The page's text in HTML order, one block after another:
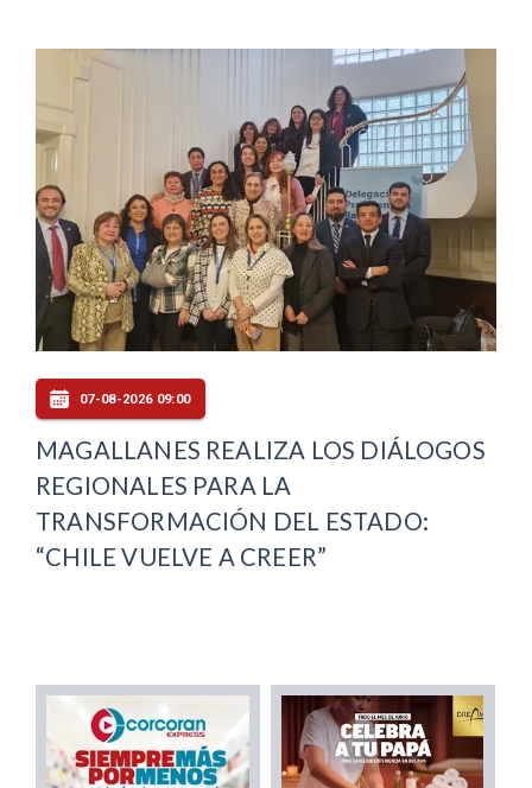
07-08-2026 09:00
MAGALLANES REALIZA LOS DIÁLOGOS
REGIONALES PARA LA
TRANSFORMACIÓN DEL ESTADO:
“CHILE VUELVE A CREER”